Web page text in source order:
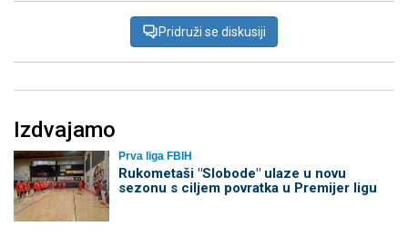
Pridruži se diskusiji
Izdvajamo
Prva liga FBIH
Rukometaši "Slobode" ulaze u novu
sezonu s ciljem povratka u Premijer ligu